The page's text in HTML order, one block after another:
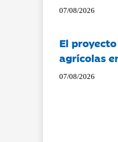
07/08/2026
El
agrícolas
07/08/2026